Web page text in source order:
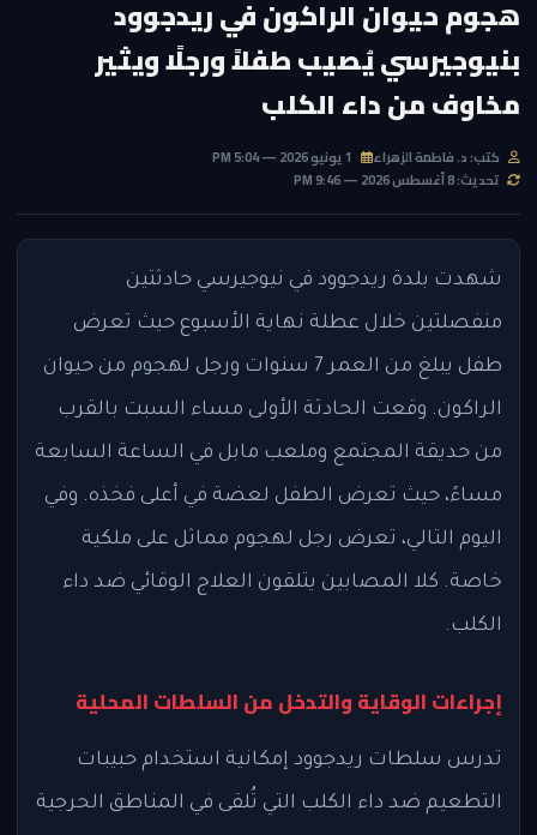
هجوم حيوان الراكون في ريدجوود
بنيوجيرسي يُصيب طفلاً ورجلًا ويثير
مخاوف من داء الكلب
كتب: د. فاطمة الزهراء
تحديث: 8 أغسطس 2026 — 9:46 PM
شهدت بلدة ريدجوود في نيوجيرسي حادثتين
منفصلتين خلال عطلة نهاية الأسبوع حيث تعرض
طفل يبلغ من العمر 7 سنوات ورجل لهجوم من حيوان
الراكون. وقعت الحادثة الأولى مساء السبت بالقرب
من حديقة المجتمع وملعب مابل في الساعة السابعة
مساءً، حيث تعرض الطفل لعضة في أعلى فخذه. وفي
اليوم التالي، تعرض رجل لهجوم مماثل على ملكية
خاصة. كلا المصابين يتلقون العلاج الوقائي ضد داء
الكلب.
إجراءات الوقاية والتدخل من السلطات المحلية
تدرس سلطات ريدجوود إمكانية استخدام حبيبات
التطعيم ضد داء الكلب التي تُلقى في المناطق الحرجية